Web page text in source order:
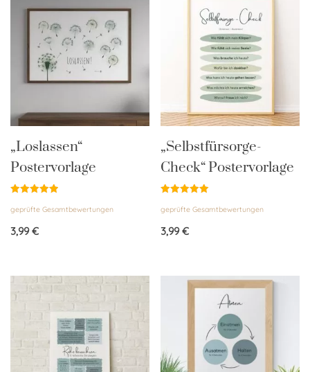
„Loslassen“
Postervorlage
mit
von 5
geprüfte Gesamtbewertungen
3,99€
„Selbstfürsorge-
Check“ Postervorlage
mit
von 5
geprüfte Gesamtbewertungen
3,99€